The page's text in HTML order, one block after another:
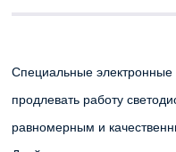
Специальные
продлевать работу
равномерным и